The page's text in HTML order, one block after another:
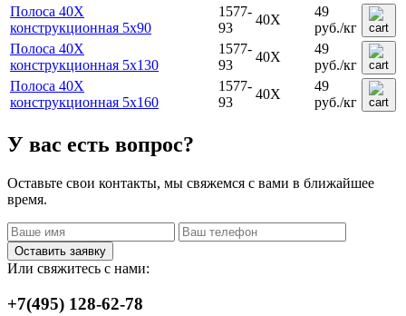
Полоса 40Х
конструкционная 5x90
1577-
93
40Х
49
руб./кг
Полоса 40Х
конструкционная 5x130
1577-
93
40Х
49
руб./кг
Полоса 40Х
конструкционная 5x160
1577-
93
40Х
49
руб./кг
У вас есть вопрос?
Оставьте свои контакты, мы свяжемся с вами в ближайшее
время.
Оставить заявку
Или свяжитесь с нами:
+7(495) 128-62-78